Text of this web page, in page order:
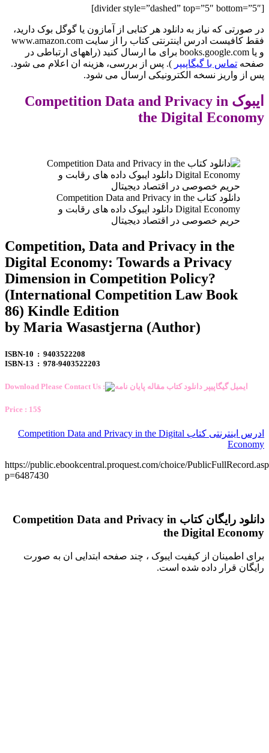
[divider style=”dashed” top=”5″ bottom=”5″]
در صورتی که نیاز به دانلود هر کتابی از آمازون یا گوگل بوک دارید،
فقط کافیست ادرس اینترنتی کتاب را از سایت www.amazon.com
و یا books.google.com برای ما ارسال کنید (راههای ارتباطی در
صفحه تماس با گیگاپیپر ). پس از بررسی، هزینه ان اعلام می شود.
پس از واریز نسخه الکترونیکی ارسال می شود.
ایبوک Competition Data and Privacy in
the Digital Economy
دانلود کتاب Competition Data and Privacy in the
Digital Economy دانلود ایبوک داده های رقابت و
حریم خصوصی در اقتصاد دیجیتال
Competition, Data and Privacy in the
Digital Economy: Towards a Privacy
Dimension in Competition Policy?
(International Competition Law Book
86) Kindle Edition
by Maria Wasastjerna (Author)
ISBN-10 ‏ : ‎ 9403522208
ISBN-13 ‏ : ‎ 978-9403522203
Download Please Contact Us :
Price : 15$
ادرس اینترنتی کتاب Competition Data and Privacy in the Digital
Economy
https://public.ebookcentral.proquest.com/choice/
p=6487430
دانلود رایگان کتاب Competition Data and Privacy in
the Digital Economy
برای اطمینان از کیفیت ایبوک ، چند صفحه ابتدایی ان به صورت
رایگان قرار داده شده است.